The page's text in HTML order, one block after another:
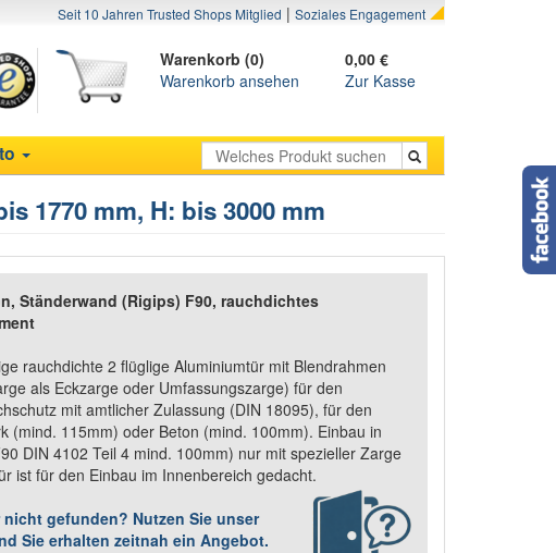
Seit 10 Jahren Trusted Shops Mitglied | Soziales Engagement
Warenkorb (0)
0,00 €
Warenkorb ansehen
Zur Kasse
1770 mm, H: bis 3000 mm
Ständerwand (Rigips) F90, rauchdichtes
rauchdichte 2 flüglige Aluminiumtür mit Blendrahmen
als Eckzarge oder Umfassungszarge) für den
mit amtlicher Zulassung (DIN 18095), für den
(mind. 115mm) oder Beton (mind. 100mm). Einbau in
DIN 4102 Teil 4 mind. 100mm) nur mit spezieller Zarge
ist für den Einbau im Innenbereich gedacht.
nicht gefunden? Nutzen Sie unser
Sie erhalten zeitnah ein Angebot.